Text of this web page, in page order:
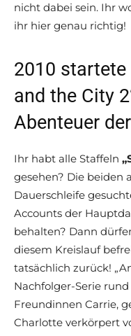
nicht dabei sein. Ihr
ihr hier genau richtig!
2010 startete
and the City
Abenteuer
Ihr habt alle Staffeln
gesehen? Die beiden
Dauerschleife
Accounts der
behalten? Dann
diesem Kreislauf
tatsächlich zurück!
Nachfolger-Serie
Freundinnen Carrie,
Charlotte verkörpert